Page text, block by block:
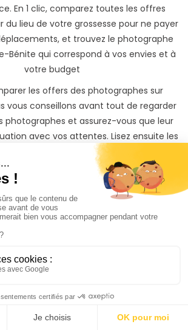
En 1 clic, comparez toutes les offres
du lieu de votre grossesse pour ne payer
et trouvez le photographe
Bénite qui correspond à vos envies et à
votre budget
les offers des photographes sur
vous conseillons avant tout de regarder
photographes et assurez-vous que leur
avec vos attentes. Lisez ensuite les
les avis des clients sur PhotoPresta. Ceci
une idée de la qualité du travail du
de la façon dont il gère les clients.
fait, il ne vous reste ensuite qu’à
grossesse à Pierre-Bénite
sélectionné, et à réserver en toute
votre grossesse.
jamais été aussi simple !
mériteles